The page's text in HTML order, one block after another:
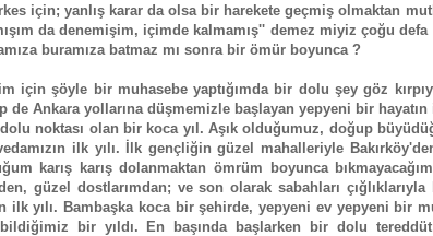
için; yanlış karar da olsa bir harekete geçmiş olmaktan
da denemişim, içimde kalmamış'' demez miyiz çoğu
buramıza batmaz mı sonra bir ömür boyunca ?
için şöyle bir muhasebe yaptığımda bir dolu şey göz
de Ankara yollarına düşmemizle başlayan yepyeni bir
noktası olan bir koca yıl. Aşık olduğumuz, doğup
ilk yılı. İlk gençliğin güzel mahalleriyle
karış karış dolanmaktan ömrüm boyunca
güzel dostlarımdan; ve son olarak sabahları
ilk yılı. Bambaşka koca bir şehirde, yepyeni ev yepyeni
bir yıldı. En başında başlarken bir dolu